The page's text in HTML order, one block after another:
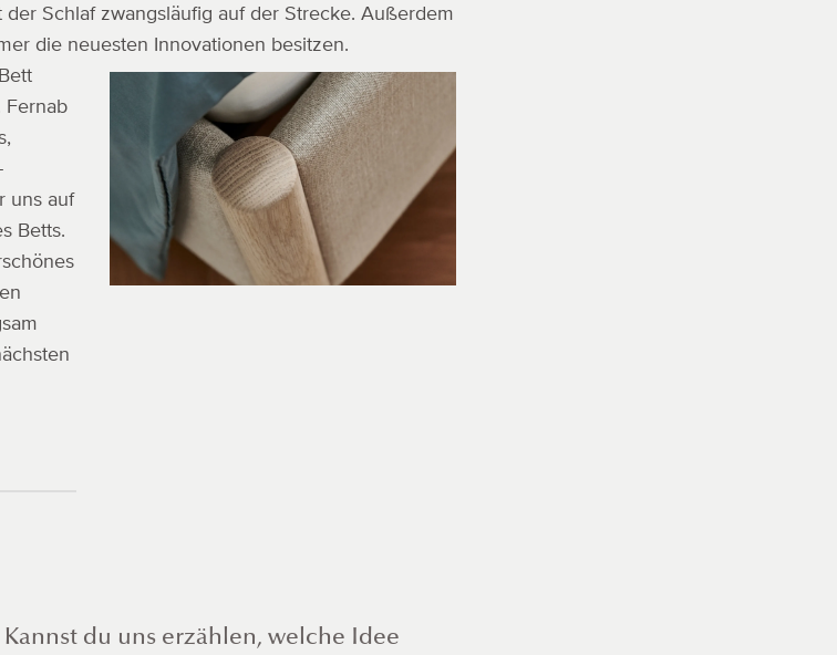
Schlaf zwangsläufig auf der Strecke. Außerdem
die neuesten Innovationen besitzen.
Fernab
uns auf
Betts.
du uns erzählen, welche Idee